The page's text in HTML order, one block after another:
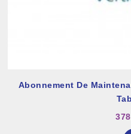
Abonnement De